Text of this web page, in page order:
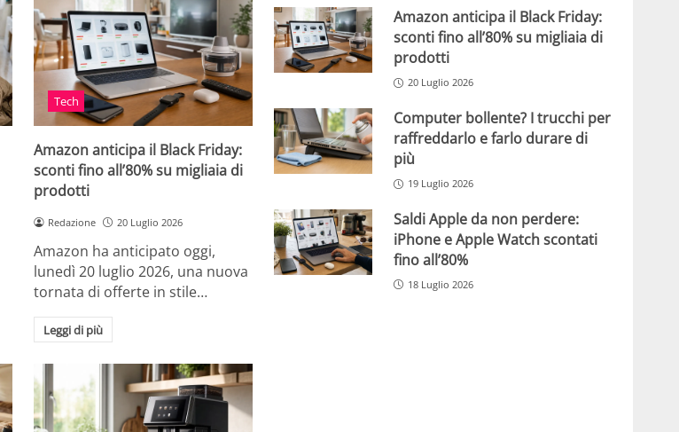
Tech
Amazon anticipa il Black Friday:
sconti fino all’80% su migliaia di
prodotti
Redazione 20 Luglio 2026
Amazon ha anticipato oggi,
lunedì 20 luglio 2026, una nuova
tornata di offerte in stile…
Leggi di più
Amazon anticipa il Black Friday:
sconti fino all’80% su migliaia di
prodotti
20 Luglio 2026
Computer bollente? I trucchi per
raffreddarlo e farlo durare di
più
19 Luglio 2026
Saldi Apple da non perdere:
iPhone e Apple Watch scontati
fino all’80%
18 Luglio 2026